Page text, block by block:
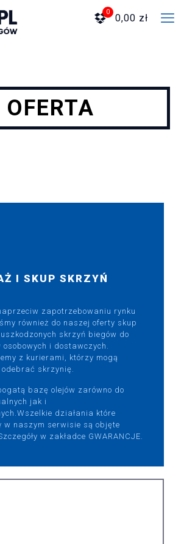
0
0,00 zł
OFERTA
I SKUP SKRZYŃ
zapotrzebowaniu rynku
również do naszej oferty skup
skrzyń biegów do
osobowych i dostawczych.
z kurierami, którzy mogą
skrzynię.
bazę olejów zarówno do
jak i
działania które
w naszym serwisie są objęte
w zakładce GWARANCJE.